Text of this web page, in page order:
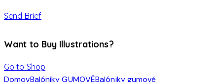
Send Brief
Want to Buy Illustrations?
Go to Shop
DomovBalóniky GUMOVÉBalóniky gumové